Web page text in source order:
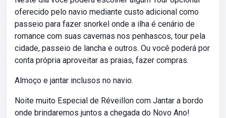
oferecido pelo navio mediante custo adicional como
passeio para fazer snorkel onde a ilha é cenário de
romance com suas cavernas nos penhascos, tour pela
cidade, passeio de lancha e outros. Ou você poderá por
conta própria aproveitar as praias, fazer compras.
Almoço e jantar inclusos no navio.
Noite muito Especial de Réveillon com Jantar a bordo
onde brindaremos juntos a chegada do Novo Ano!